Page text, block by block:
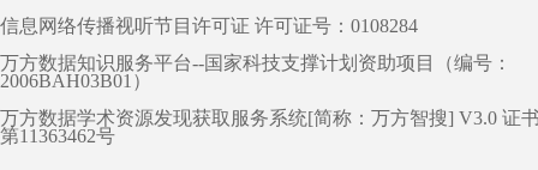
信息网络传播视听节目许可证 许可证号：0108284
万方数据知识服务平台--国家科技支撑计划资助项目（编号：
2006BAH03B01）
万方数据学术资源发现获取服务系统[简称：万方智搜] V3.0 证
第11363462号